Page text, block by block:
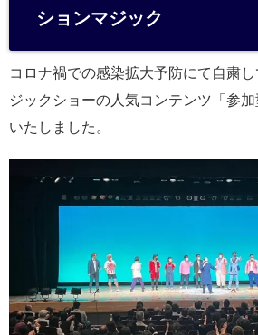
ションマジック
コロナ禍での感染拡大予防にて自粛
ジックショーの人気コンテンツ「参
いたしました。